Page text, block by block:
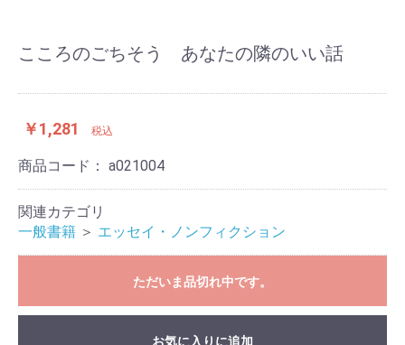
こころのごちそう あなたの隣のいい話
￥1,281 税込
商品コード： a021004
関連カテゴリ
一般書籍 ＞ エッセイ・ノンフィクション
ただいま品切れ中です。
お気に入りに追加